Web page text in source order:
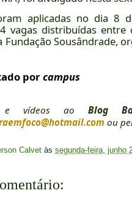
aplicadas no dia 8
vagas distribuídas
Fundação Sousândrade,
porcampus
e vídeos ao Blog
ou
Calvet às segunda-feira, junho